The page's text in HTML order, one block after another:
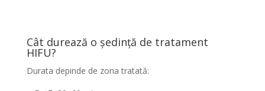
Cât durează o ședință de tratament
HIFU?
Durata depinde de zona tratată: